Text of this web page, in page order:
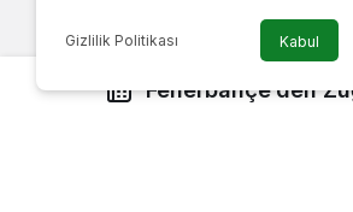
Fenerbahçe’den
Gizlilik Politikası Kabul